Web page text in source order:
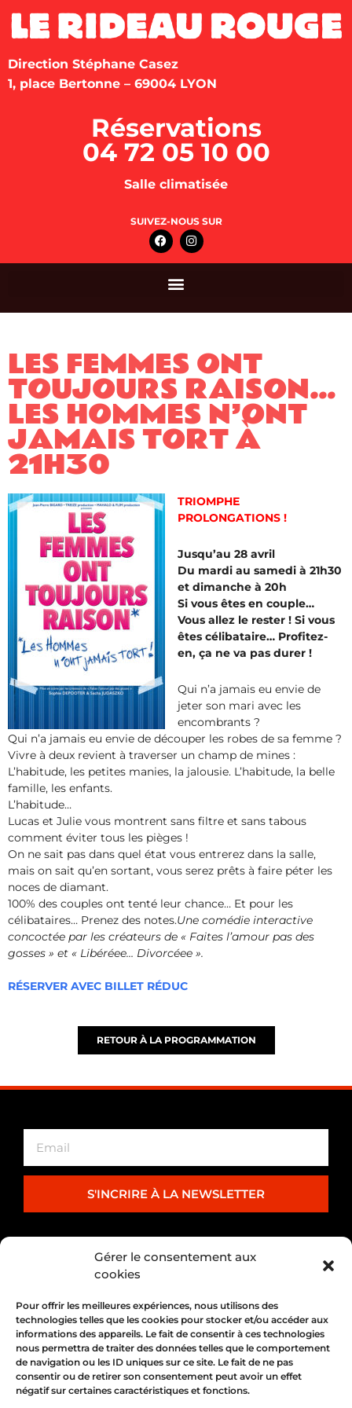
Gérer le consentement aux
cookies
Pour offrir les meilleures expériences, nous utilisons des
technologies telles que les cookies pour stocker et/ou accéder aux
informations des appareils. Le fait de consentir à ces technologies
nous permettra de traiter des données telles que le comportement
de navigation ou les ID uniques sur ce site. Le fait de ne pas
consentir ou de retirer son consentement peut avoir un effet
négatif sur certaines caractéristiques et fonctions.
Direction Stéphane Casez
1, place Bertonne – 69004 LYON
Réservations
04 72 05 10 00
Salle climatisée
SUIVEZ-NOUS SUR
LES FEMMES ONT
TOUJOURS RAISON…
LES HOMMES N’ONT
JAMAIS TORT À
21H30
TRIOMPHE
PROLONGATIONS !
Jusqu’au 28 avril
Du mardi au samedi à 21h30
et dimanche à 20h
Si vous êtes en couple…
Vous allez le rester ! Si vous
êtes célibataire… Profitez-
en, ça ne va pas durer !
Qui n’a jamais eu envie de
jeter son mari avec les
encombrants ?
Qui n’a jamais eu envie de découper les robes de sa femme ?
Vivre à deux revient à traverser un champ de mines :
L’habitude, les petites manies, la jalousie. L’habitude, la belle
famille, les enfants.
L’habitude…
Lucas et Julie vous montrent sans filtre et sans tabous
comment éviter tous les pièges !
On ne sait pas dans quel état vous entrerez dans la salle,
mais on sait qu’en sortant, vous serez prêts à faire péter les
noces de diamant.
100% des couples ont tenté leur chance… Et pour les
célibataires… Prenez des notes.Une comédie interactive
concoctée par les créateurs de « Faites l’amour pas des
gosses » et « Libéréee… Divorcéee ».
RÉSERVER AVEC BILLET RÉDUC
RETOUR À LA PROGRAMMATION
S'INCRIRE À LA NEWSLETTER
PARTENARIAT